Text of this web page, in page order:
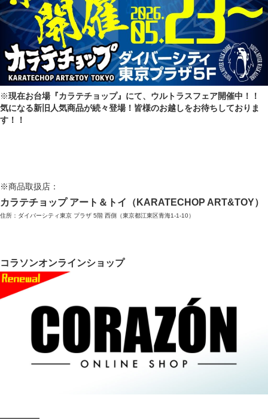
※現在お台場『カラテチョップ』にて、ウルトラスフェア開催中！！
気になる新旧人気商品が続々登場！皆様のお越しをお待ちしておりま
す！！
※商品取扱店：
カラテチョップ アート＆トイ（KARATECHOP ART&TOY）
住所：ダイバーシティ東京 プラザ 5階 西側（東京都江東区青海1-1-10）
コラソンオンラインショップ